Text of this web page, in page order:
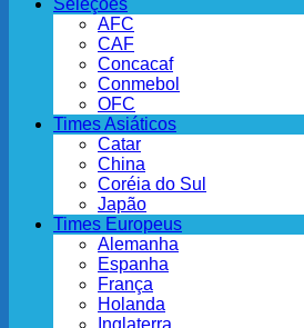
Seleções
AFC
CAF
Concacaf
Conmebol
OFC
Times Asiáticos
Catar
China
Coréia do Sul
Japão
Times Europeus
Alemanha
Espanha
França
Holanda
Inglaterra